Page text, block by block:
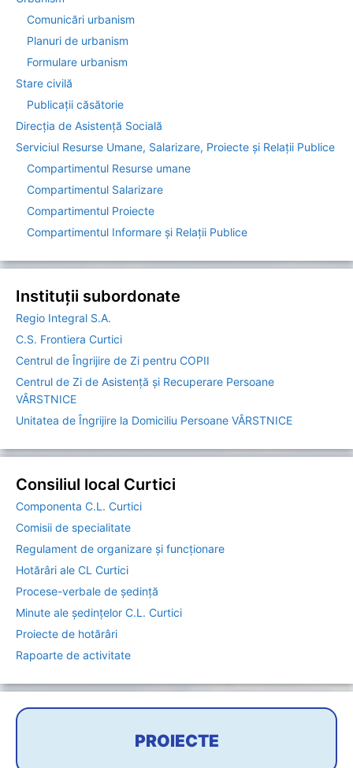
Comunicări urbanism
Planuri de urbanism
Formulare urbanism
Stare civilă
Publicații căsătorie
Direcția de Asistenţă Socială
Serviciul Resurse Umane, Salarizare, Proiecte și Relații Publice
Compartimentul Resurse umane
Compartimentul Salarizare
Compartimentul Proiecte
Compartimentul Informare şi Relaţii Publice
Instituții subordonate
Regio Integral S.A.
C.S. Frontiera Curtici
Centrul de Îngrijire de Zi pentru COPII
Centrul de Zi de Asistență și Recuperare Persoane
VÂRSTNICE
Unitatea de Îngrijire la Domiciliu Persoane VÂRSTNICE
Consiliul local Curtici
Componenta C.L. Curtici
Comisii de specialitate
Regulament de organizare și funcționare
Hotărâri ale CL Curtici
Procese-verbale de ședință
Minute ale ședințelor C.L. Curtici
Proiecte de hotărâri
Rapoarte de activitate
PROIECTE